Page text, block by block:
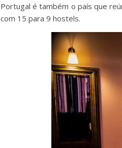
Portugal é também o país que
com 15 para 9 hostels.